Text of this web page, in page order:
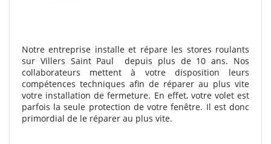
Notre entreprise installe et répare les stores roulants
sur Villers Saint Paul
depuis plus de 10 ans. Nos
collaborateurs mettent à votre disposition leurs
compétences techniques afin de réparer au plus vite
votre installation de fermeture. En effet, votre volet est
parfois la seule protection de votre fenêtre. Il est donc
primordial de le réparer au plus vite.